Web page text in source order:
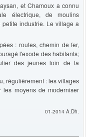
et Chamoux a connu
électrique, de moulins
industrie. Le village a
: routes, chemin de fer,
l'exode des habitants;
des jeunes loin de la
régulièrement : les villages
moyens de moderniser
01-2014 A.Dh.